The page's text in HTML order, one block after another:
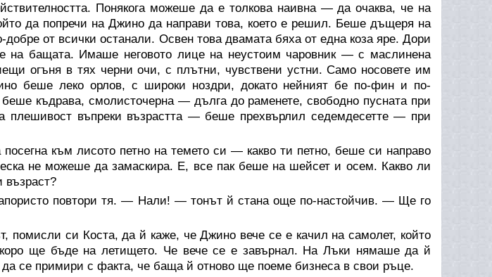
Понякога можеше да е толкова наивна — да очаква, че на
да попречи на Джино да направи това, което е решил. Беше дъщеря на
от всички останали. Освен това двамата бяха от една коза яре. Дори
на бащата. Имаше неговото лице на неустоим чаровник — с маслинена
огъня в тях черни очи, с плътни, чувствени устни. Само носовете им
беше леко орлов, с широки ноздри, докато нейният бе по-фин и по-
къдрава, смолисточерна — дълга до раменете, свободно пусната при
плешивост въпреки възрастта — беше прехвърлил седемдесетте — при
към лисото петно на темето си — какво ти петно, беше си направо
не можеше да замаскира. Е, все пак беше на шейсет и осем. Какво ли
възраст?
повтори тя. — Нали! — тонът й стана още по-настойчив. — Ще го
помисли си Коста, да й каже, че Джино вече се е качил на самолет, който
ще бъде на летището. Че вече се е завърнал. На Лъки нямаше да й
да се примири с факта, че баща й отново ще поеме бизнеса в свои ръце.